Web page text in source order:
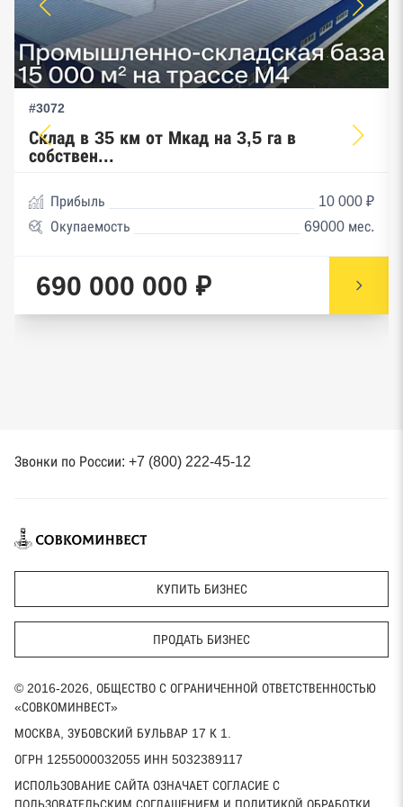
#3072
Склад в 35 км от Мкад на 3,5 га в
собствен...
Прибыль
10 000 ₽
Окупаемость
69000 мес.
690 000 000 ₽
Звонки по России: +7 (800) 222-45-12
КУПИТЬ БИЗНЕС
ПРОДАТЬ БИЗНЕС
© 2016-2026, ОБЩЕСТВО С ОГРАНИЧЕННОЙ ОТВЕТСТВЕННОСТЬЮ
«СОВКОМИНВЕСТ»
МОСКВА, ЗУБОВСКИЙ БУЛЬВАР 17 К 1.
ОГРН 1255000032055 ИНН 5032389117
ИСПОЛЬЗОВАНИЕ САЙТА ОЗНАЧАЕТ СОГЛАСИЕ С